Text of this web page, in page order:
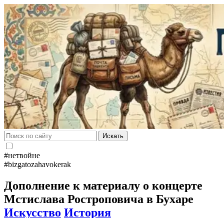
Искать
#нетвойне
#bizgatozahavokerak
Дополнение к материалу о концерте
Мстислава Ростроповича в Бухаре
Искусство История